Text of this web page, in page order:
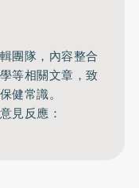
團隊，內容整合
等相關文章，致
健常識。
見反應：